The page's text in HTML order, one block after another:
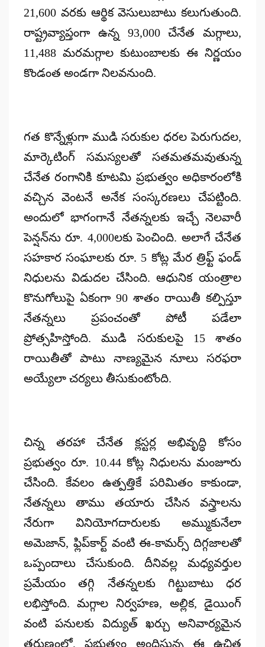
21,600 వరకు ఆర్థిక వెసులుబాటు కలుగుతుంది.
రాష్ట్రవ్యాప్తంగా ఉన్న 93,000 చేనేత మగ్గాలు,
11,488 మరమగ్గాల కుటుంబాలకు ఈ నిర్ణయం
కొండంత అండగా నిలవనుంది.
గత కొన్నేళ్లుగా ముడి సరుకుల ధరల పెరుగుదల,
మార్కెటింగ్ సమస్యలతో సతమతమవుతున్న
చేనేత రంగానికి కూటమి ప్రభుత్వం అధికారంలోకి
వచ్చిన వెంటనే అనేక సంస్కరణలు చేపట్టింది.
అందులో భాగంగానే నేతన్నలకు ఇచ్చే నెలవారీ
పెన్షన్‌ను రూ. 4,000లకు పెంచింది. అలాగే చేనేత
సహకార సంఘాలకు రూ. 5 కోట్ల మేర త్రిఫ్ట్ ఫండ్
నిధులను విడుదల చేసింది. ఆధునిక యంత్రాల
కొనుగోలుపై ఏకంగా 90 శాతం రాయితీ కల్పిస్తూ
నేతన్నలు ప్రపంచంతో పోటీ పడేలా
ప్రోత్సహిస్తోంది. ముడి సరుకులపై 15 శాతం
రాయితీతో పాటు నాణ్యమైన నూలు సరఫరా
అయ్యేలా చర్యలు తీసుకుంటోంది.
చిన్న తరహా చేనేత క్లస్టర్ల అభివృద్ధి కోసం
ప్రభుత్వం రూ. 10.44 కోట్ల నిధులను మంజూరు
చేసింది. కేవలం ఉత్పత్తికే పరిమితం కాకుండా,
నేతన్నలు తాము తయారు చేసిన వస్త్రాలను
నేరుగా వినియోగదారులకు అమ్ముకునేలా
అమెజాన్, ఫ్లిప్‌కార్ట్ వంటి ఈ-కామర్స్ దిగ్గజాలతో
ఒప్పందాలు చేసుకుంది. దీనివల్ల మధ్యవర్తుల
ప్రమేయం తగ్గి నేతన్నలకు గిట్టుబాటు ధర
లభిస్తోంది. మగ్గాల నిర్వహణ, అల్లిక, డైయింగ్
వంటి పనులకు విద్యుత్ ఖర్చు అనివార్యమైన
తరుణంలో, ప్రభుత్వం అందిస్తున్న ఈ ఉచిత